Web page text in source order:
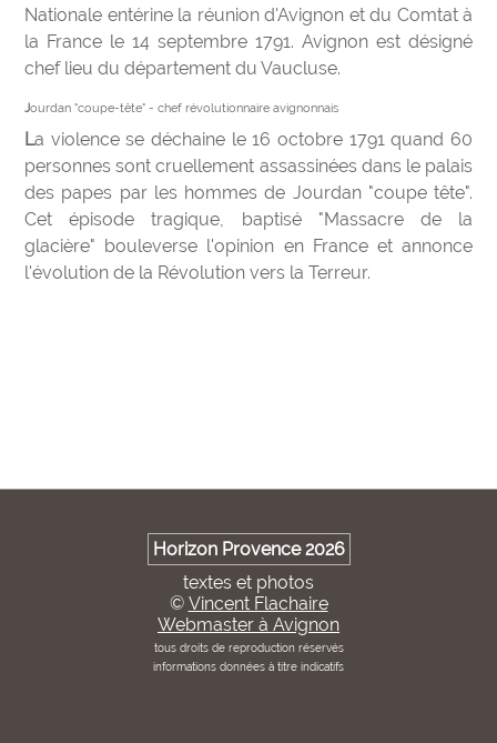
Nationale entérine la réunion d'Avignon et du Comtat à
la France le 14 septembre 1791. Avignon est désigné
chef lieu du département du Vaucluse.
Jourdan "coupe-tête" - chef révolutionnaire avignonnais
La violence se déchaine le 16 octobre 1791 quand 60
personnes sont cruellement assassinées dans le palais
des papes par les hommes de Jourdan "coupe tête".
Cet épisode tragique, baptisé "Massacre de la
glacière" bouleverse l'opinion en France et annonce
l'évolution de la Révolution vers la Terreur.
Horizon Provence 2026
textes et photos
© Vincent Flachaire
Webmaster à Avignon
tous droits de reproduction réservés
informations données à titre indicatifs